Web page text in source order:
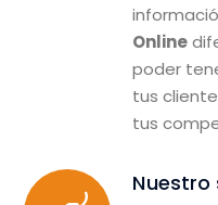
Online
poder
tus
tus
Nuestro